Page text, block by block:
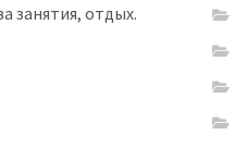
занятия, отдых.